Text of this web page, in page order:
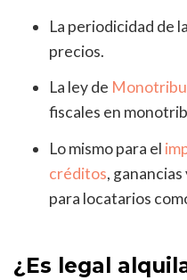
La periodicidad de
precios.
La ley de
fiscales en
Lo mismo para el
créditos, ganancias
para locatarios
¿Es legal